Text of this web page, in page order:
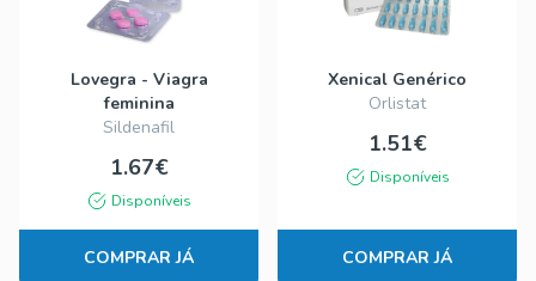
Lovegra - Viagra
feminina
Sildenafil
1.67€
Disponíveis
COMPRAR JÁ
Xenical Genérico
Orlistat
1.51€
Disponíveis
COMPRAR JÁ